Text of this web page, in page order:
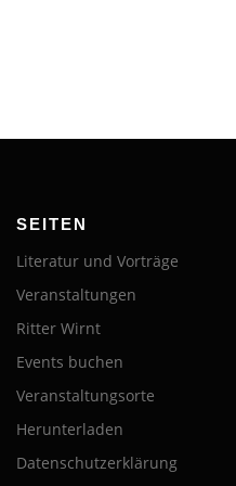
SEITEN
Literatur und Vorträge
Veranstaltungen
Ritter Wirnt
Events buchen
Veranstaltungsorte
Herunterladen
Datenschutzerklärung